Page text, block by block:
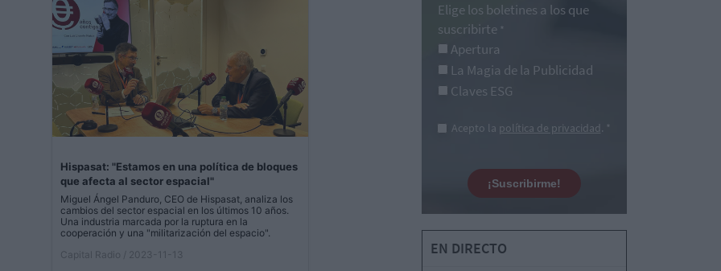
Hispasat: "Estamos en una política de bloques
que afecta al sector espacial"
Miguel Ángel Panduro, CEO de Hispasat, analiza los
cambios del sector espacial en los últimos 10 años.
Una industria marcada por la ruptura en la
cooperación y una "militarización del espacio".
Capital Radio
/ 2023-11-13
Elige los boletines a los que
suscribirte *
Apertura
La Magia de la Publicidad
Claves ESG
Acepto la política de privacidad. *
¡Suscribirme!
EN DIRECTO